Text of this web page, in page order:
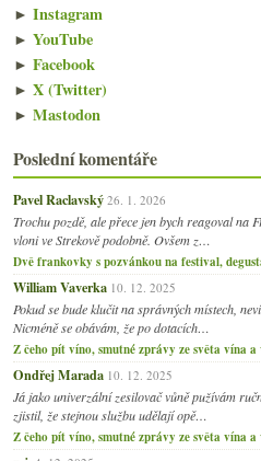
► Instagram
► YouTube
► Facebook
► X (Twitter)
► Mastodon
Poslední komentáře
Pavel Raclavský 26. 1. 2026
Trochu pozdě, ale přece jen bych reagoval na
vloni ve Strekově podobně. Ovšem z…
Dvě frankovky s pozvánkou na festival,
William Vaverka 10. 12. 2025
Pokud se bude klučit na správných místech,
Nicméně se obávám, že po dotacích…
Z čeho pít víno, smutné zprávy ze světa vína
Ondřej Marada 10. 12. 2025
Já jako univerzální zesilovač vůně pužívám
zjistil, že stejnou službu udělají opě…
Z čeho pít víno, smutné zprávy ze světa vína